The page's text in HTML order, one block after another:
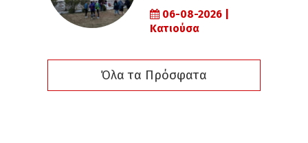
06-08-2026 |
Κατιούσα
Όλα τα Πρόσφατα